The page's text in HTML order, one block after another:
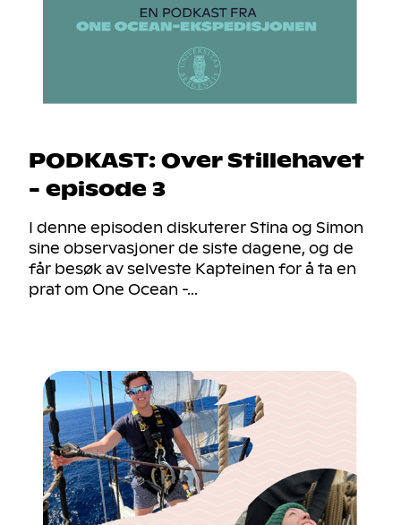
PODKAST: Over Stillehavet
- episode 3
I denne episoden diskuterer Stina og Simon
sine observasjoner de siste dagene, og de
får besøk av selveste Kapteinen for å ta en
prat om One Ocean -...